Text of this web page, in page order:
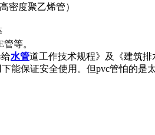
密度聚乙烯管）
等。
水管道工作技术规程》及《建筑
能保证安全使用。但pvc管怕的是